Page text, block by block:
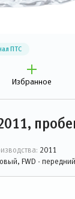
ПТС
Избранное
2011
FWD -